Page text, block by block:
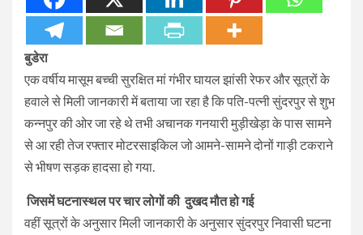
बुडेरा
एक वर्षीय मासूम बच्ची सुरक्षित मां गंभीर घायल झांसी रेफर और सूत्रों के
हवाले से मिली जानकारी में बताया जा रहा है कि पति-पत्नी सुंदरपुर से शुभ
कन्नपुर की ओर जा रहे थे तभी अचानक गनयारी मुड़ीखेड़ा के पास सामने
से आ रही तेज रफ्तार मोटरसाइकिल जो आमने-सामने दोनों गाड़ी टकराने
से भीषण सड़क हादसा हो गया.
जिसमें घटनास्थल पर चार लोगों की दुखद मौत हो गई
वहीं सूत्रों के अनुसार मिली जानकारी के अनुसार सुंदरपुर निवासी घटना